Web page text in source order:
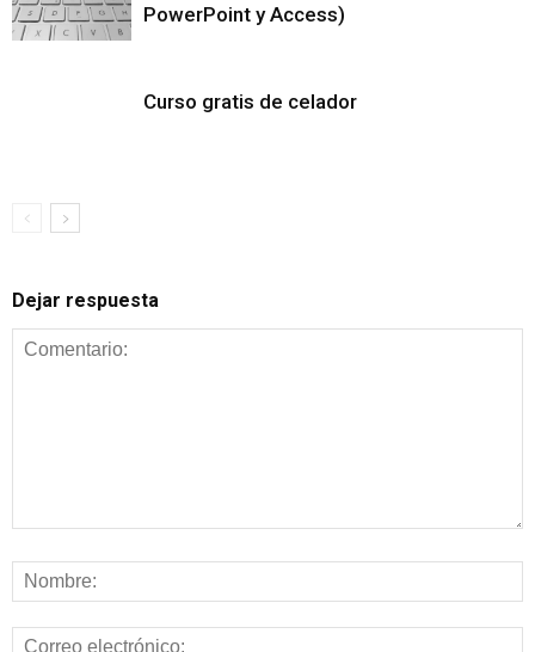
PowerPoint y Access)
Curso gratis de celador
Dejar respuesta